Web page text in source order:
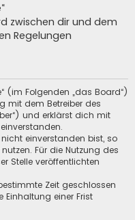
zwischen dir und dem
Regelungen
(im Folgenden „das Board“)
mit dem Betreiber des
und erklärst dich mit
einverstanden bist, so
Für die Nutzung des
Stelle veröffentlichten
Zeit geschlossen
einer Frist